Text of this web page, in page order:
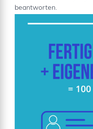
beantworten.